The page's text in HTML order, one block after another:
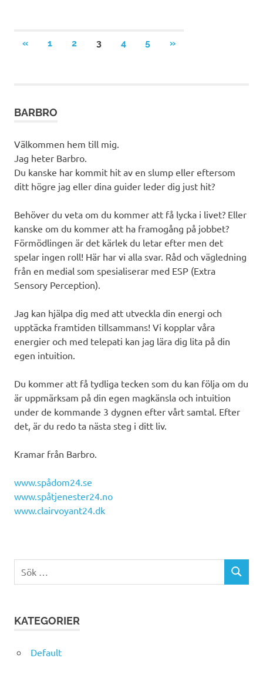
Sidnumrering
«FÖREGÅENDE
1 2 3 4 5
NÄSTA
»
BARBRO
Välkommen hem till mig.
Jag heter Barbro.
Du kanske har kommit hit av en slump eller eftersom
ditt högre jag eller dina guider leder dig just hit?
Behöver du veta om du kommer att få lycka i livet? Eller
kanske om du kommer att ha framogång på jobbet?
Förmödlingen är det kärlek du letar efter men det
spelar ingen roll! Här har vi alla svar. Råd och vägledning
från en medial som spesialiserar med ESP (Extra
Sensory Perception).
Jag kan hjälpa dig med att utveckla din energi och
upptäcka framtiden tillsammans! Vi kopplar våra
energier och med telepati kan jag lära dig lita på din
egen intuition.
Du kommer att få tydliga tecken som du kan följa om du
är uppmärksam på din egen magkänsla och intuition
under de kommande 3 dygnen efter vårt samtal. Efter
det, är du redo ta nästa steg i ditt liv.
Kramar från Barbro.
www.spådom24.se
www.spåtjenester24.no
www.clairvoyant24.dk
efter:
SÖK
KATEGORIER
Default